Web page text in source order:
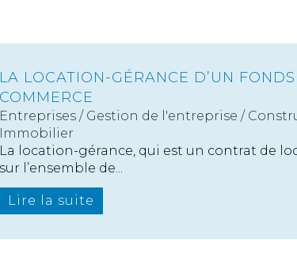
LA LOCATION-GÉRANCE D’UN
COMMERCE
Entreprises / Gestion de l'entreprise /
Immobilier
La location-gérance, qui est un contrat de
sur l’ensemble de...
Lire la suite